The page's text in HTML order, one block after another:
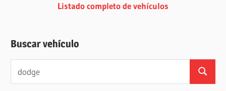
Listado completo de vehículos
Buscar vehículo
Buscar